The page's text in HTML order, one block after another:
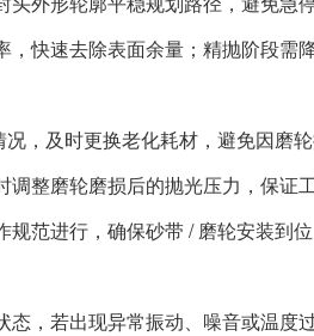
快速去除表面余量；精抛阶段需
，及时更换老化耗材，避免因磨轮
整磨轮磨损后的抛光压力，保证
范进行，确保砂带 / 磨轮安装到
，若出现异常振动、噪音或温度